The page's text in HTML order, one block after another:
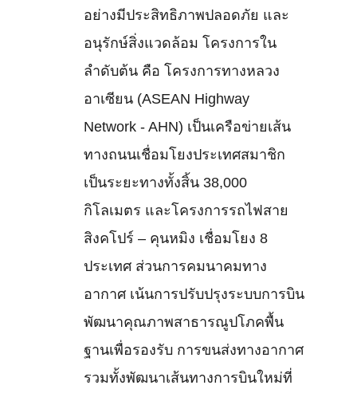
อย่างมีประสิทธิภาพปลอดภัย และ
อนุรักษ์สิ่งแวดล้อม โครงการใน
ลำดับต้น คือ โครงการทางหลวง
อาเซียน (ASEAN Highway
Network - AHN) เป็นเครือข่ายเส้น
ทางถนนเชื่อมโยงประเทศสมาชิก
เป็นระยะทางทั้งสิ้น 38,000
กิโลเมตร และโครงการรถไฟสาย
สิงคโปร์ – คุนหมิง เชื่อมโยง 8
ประเทศ ส่วนการคมนาคมทาง
อากาศ เน้นการปรับปรุงระบบการบิน
พัฒนาคุณภาพสาธารณูปโภคพื้น
ฐานเพื่อรองรับ การขนส่งทางอากาศ
รวมทั้งพัฒนาเส้นทางการบินใหม่ที่